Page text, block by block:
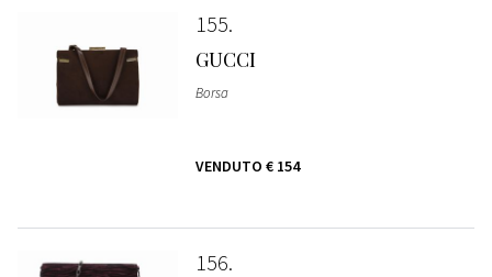
155
GUCCI
Borsa
VENDUTO € 154
156